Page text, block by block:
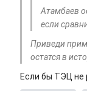
Атамбаев
если
Приведи
остатся в
Если бы ТЭЦ не